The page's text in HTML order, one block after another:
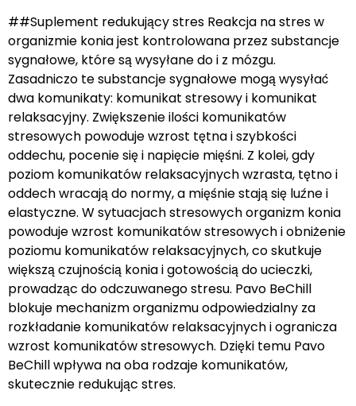
##Suplement redukujący stres Reakcja na stres w
organizmie konia jest kontrolowana przez substancje
sygnałowe, które są wysyłane do i z mózgu.
Zasadniczo te substancje sygnałowe mogą wysyłać
dwa komunikaty: komunikat stresowy i komunikat
relaksacyjny. Zwiększenie ilości komunikatów
stresowych powoduje wzrost tętna i szybkości
oddechu, pocenie się i napięcie mięśni. Z kolei, gdy
poziom komunikatów relaksacyjnych wzrasta, tętno i
oddech wracają do normy, a mięśnie stają się luźne i
elastyczne. W sytuacjach stresowych organizm konia
powoduje wzrost komunikatów stresowych i obniżenie
poziomu komunikatów relaksacyjnych, co skutkuje
większą czujnością konia i gotowością do ucieczki,
prowadząc do odczuwanego stresu. Pavo BeChill
blokuje mechanizm organizmu odpowiedzialny za
rozkładanie komunikatów relaksacyjnych i ogranicza
wzrost komunikatów stresowych. Dzięki temu Pavo
BeChill wpływa na oba rodzaje komunikatów,
skutecznie redukując stres.